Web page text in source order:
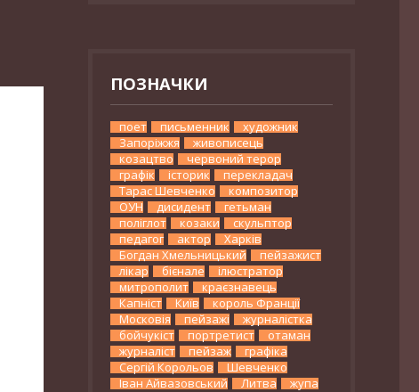
ПОЗНАЧКИ
поет письменник
художник
Запоріжжя
живописець
козацтво
червоний терор
графік
історик
перекладач
Тарас Шевченко
композитор
ОУН
дисидент
гетьман
поліглот
козаки
скульптор
педагог
актор
Харків
Богдан Хмельницький
пейзажист
лікар
бієнале
ілюстратор
митрополит
краєзнавець
Капніст
Київ
король Франції
Московія
пейзажі
журналістка
бойчукіст
портретист
отаман
журналіст
пейзаж
графіка
Сергій Корольов
Шевченко
Іван Айвазовський
Литва жупа